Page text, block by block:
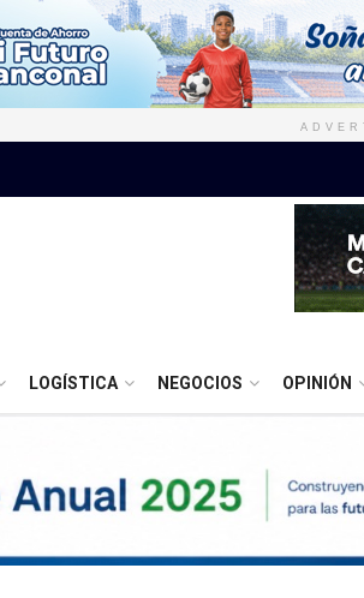
LOGÍSTICA NEGOCIOS OPINIÓN